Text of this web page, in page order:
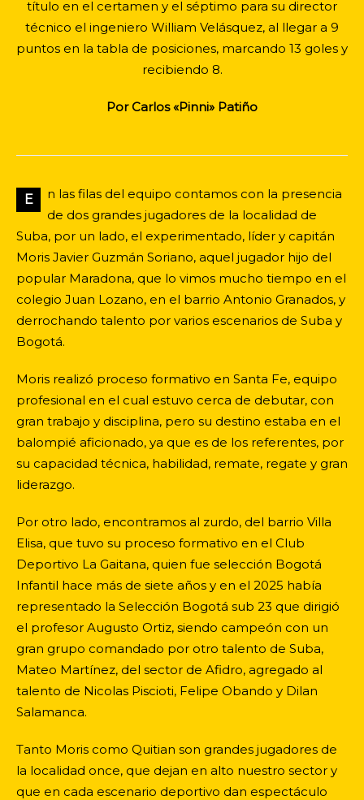
título en el certamen y el séptimo para su director
técnico el ingeniero William Velásquez, al llegar a 9
puntos en la tabla de posiciones, marcando 13 goles y
recibiendo 8.
Por Carlos «Pinni» Patiño
E
n las filas del equipo contamos con la presencia
de dos grandes jugadores de la localidad de
Suba, por un lado, el experimentado, líder y capitán
Moris Javier Guzmán Soriano, aquel jugador hijo del
popular Maradona, que lo vimos mucho tiempo en el
colegio Juan Lozano, en el barrio Antonio Granados, y
derrochando talento por varios escenarios de Suba y
Bogotá.
Moris realizó proceso formativo en Santa Fe, equipo
profesional en el cual estuvo cerca de debutar, con
gran trabajo y disciplina, pero su destino estaba en el
balompié aficionado, ya que es de los referentes, por
su capacidad técnica, habilidad, remate, regate y gran
liderazgo.
Por otro lado, encontramos al zurdo, del barrio Villa
Elisa, que tuvo su proceso formativo en el Club
Deportivo La Gaitana, quien fue selección Bogotá
Infantil hace más de siete años y en el 2025 había
representado la Selección Bogotá sub 23 que dirigió
el profesor Augusto Ortiz, siendo campeón con un
gran grupo comandado por otro talento de Suba,
Mateo Martínez, del sector de Afidro, agregado al
talento de Nicolas Piscioti, Felipe Obando y Dilan
Salamanca.
Tanto Moris como Quitian son grandes jugadores de
la localidad once, que dejan en alto nuestro sector y
que en cada escenario deportivo dan espectáculo